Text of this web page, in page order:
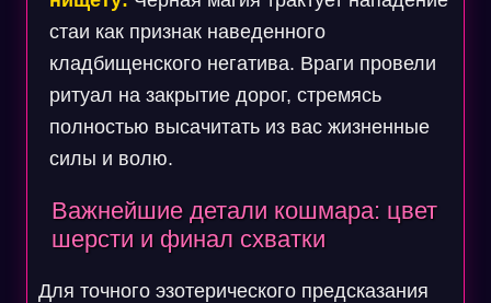
стаи как признак наведенного
кладбищенского негатива. Враги провели
ритуал на закрытие дорог, стремясь
полностью высачитать из вас жизненные
силы и волю.
Важнейшие детали кошмара: цвет
шерсти и финал схватки
Для точного эзотерического предсказания